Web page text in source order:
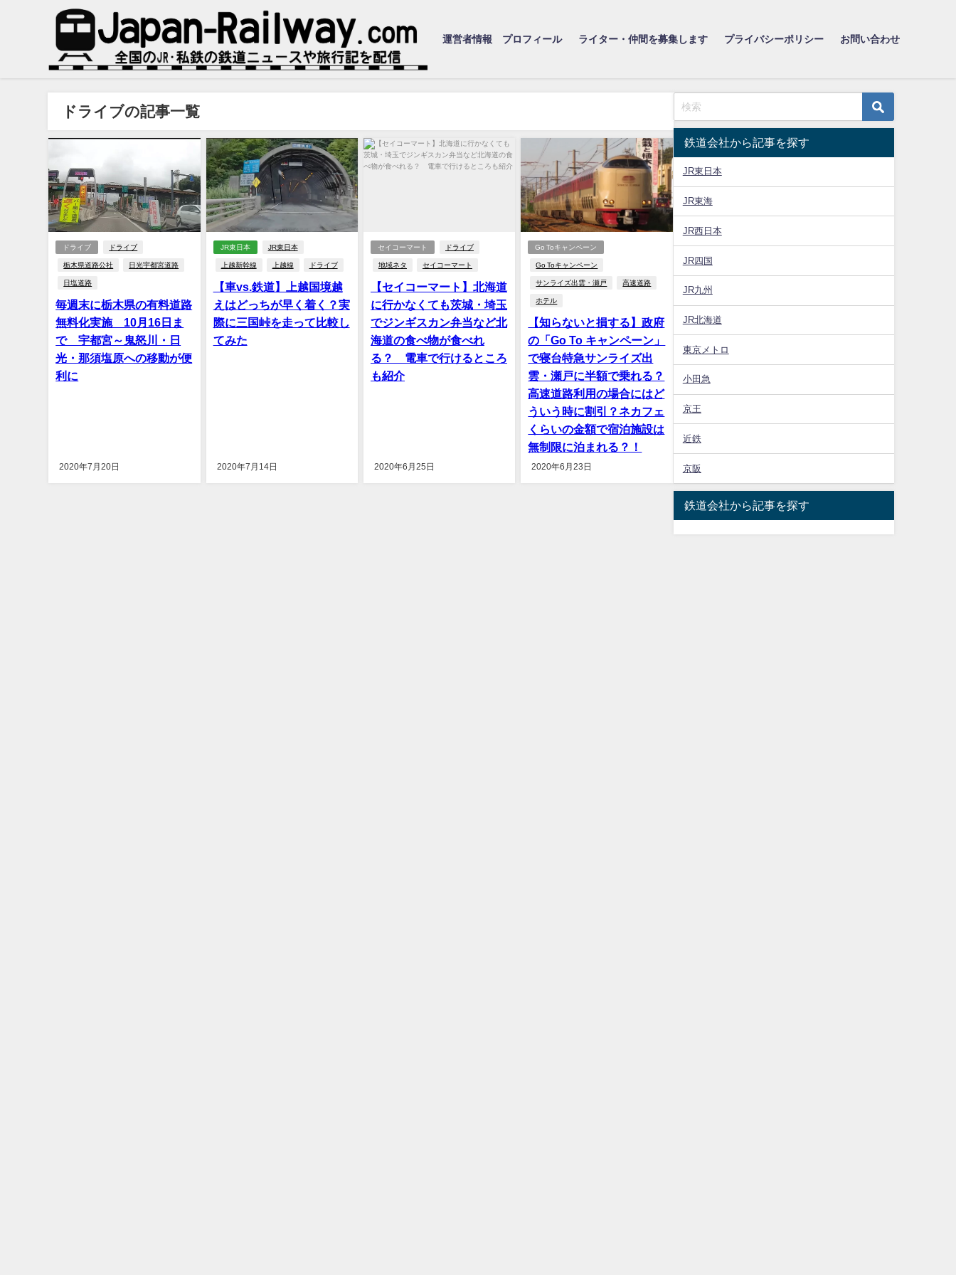
運営者情報 プロフィール ライター・仲間を募集します プライバシーポリシー お問い合わせ
ドライブの記事一覧
ドライブ ドライブ
栃木県道路公社 日光宇都宮道路
日塩道路
毎週末に栃木県の有料道路
無料化実施 10月16日ま
で 宇都宮～鬼怒川・日
光・那須塩原への移動が便
利に
2020年7月20日
JR東日本 JR東日本
上越新幹線 上越線 ドライブ
【車vs.鉄道】上越国境越
えはどっちが早く着く？実
際に三国峠を走って比較し
てみた
2020年7月14日
セイコーマート ドライブ
地域ネタ セイコーマート
【セイコーマート】北海道
に行かなくても茨城・埼玉
でジンギスカン弁当など北
海道の食べ物が食べれ
る？ 電車で行けるところ
も紹介
2020年6月25日
Go Toキャンペーン
Go Toキャンペーン
サンライズ出雲・瀬戸 高速道路
ホテル
【知らないと損する】政府
の「Go To キャンペーン」
で寝台特急サンライズ出
雲・瀬戸に半額で乗れる？
高速道路利用の場合にはど
ういう時に割引？ネカフェ
くらいの金額で宿泊施設は
無制限に泊まれる？！
2020年6月23日
鉄道会社から記事を探す
JR東日本
JR東海
JR西日本
JR四国
JR九州
JR北海道
東京メトロ
小田急
京王
近鉄
京阪
鉄道会社から記事を探す